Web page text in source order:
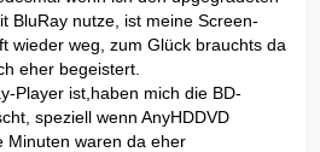
BluRay nutze, ist meine Screen-
wieder weg, zum Glück brauchts da
eher begeistert.
Player ist,haben mich die BD-
speziell wenn AnyHDDVD
Minuten waren da eher